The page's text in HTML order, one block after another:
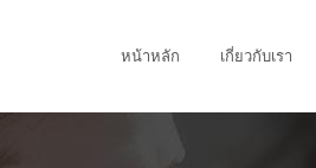
หน้าหลัก เกี่ยวกับเรา